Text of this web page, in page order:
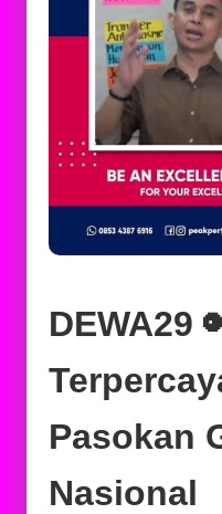
DEWA29
Pasokan
Nasional